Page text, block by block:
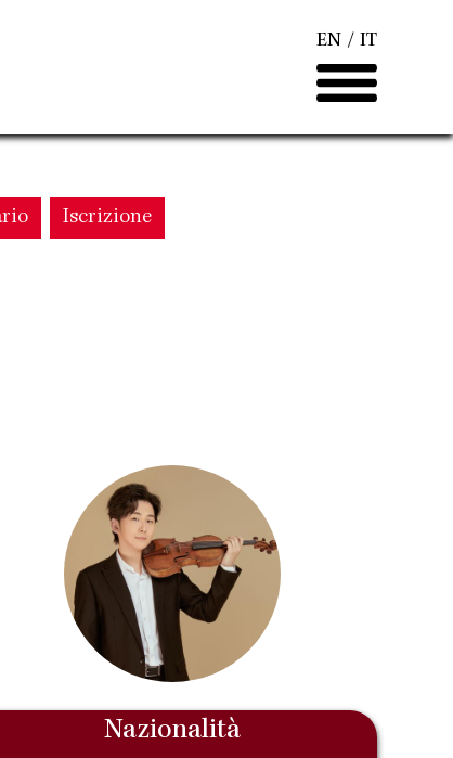
EN IT
Iscrizione
Nazionalità